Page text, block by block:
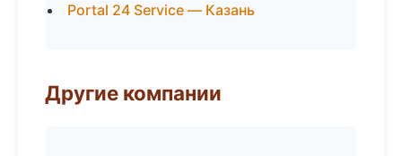
Portal 24 Service — Казань
Другие компании